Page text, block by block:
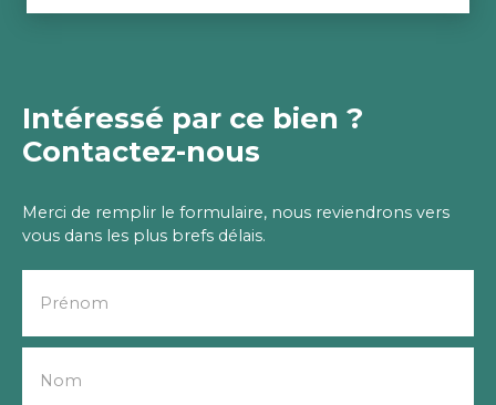
Intéressé par ce bien ?
Contactez-nous
Merci de remplir le formulaire, nous reviendrons vers
vous dans les plus brefs délais.
Prénom
Nom